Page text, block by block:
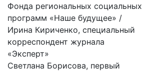
Фонда региональных социальных
программ «Наше будущее» /
Ирина Кириченко, специальный
корреспондент журнала
«Эксперт»
Светлана Борисова, первый